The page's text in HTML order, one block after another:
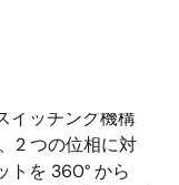
械的ストレス
イッチング機構
2 つの位相に対
トを 360° から